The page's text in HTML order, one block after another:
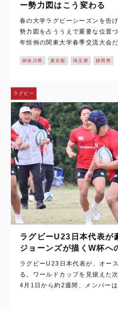
ー勢力図はこう変わる
春の大学ラグビーシーズンを告
勢力図を占ううえで重要な位置
年恒例の関東大学春季交流大会
は、4月19日から6月28日の日…
神奈川県 東京都 埼玉県 静岡県
ラグビー
ラグビーU23日本代表
ジョーンズが描くW杯へ
ラグビーU23日本代表が、オー
る。ワールドカップを見据えた
4月1日から約2週間、メンバー